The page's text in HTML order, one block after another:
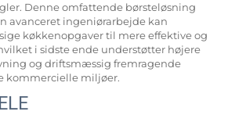
Denne omfattende børsteløsning
avanceret ingeniørarbejde kan
køkkenopgaver til mere effektive og
i sidste ende understøtter højere
og driftsmæssig fremragende
kommercielle miljøer.